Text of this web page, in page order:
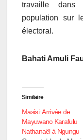
travaille dans
population sur
électoral.
Bahati Amuli
Similaire
Masisi: Arrivée de
Mayuwano Karafulu
Nathanaël à Ngungu